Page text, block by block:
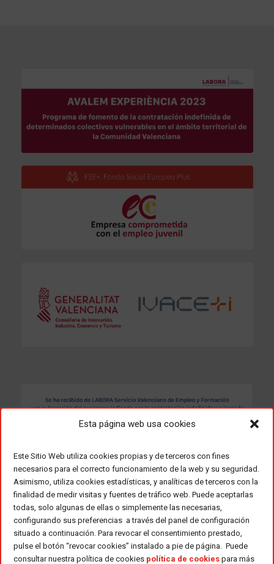
Esta página web usa cookies
Este Sitio Web utiliza cookies propias y de terceros con fines
necesarios para el correcto funcionamiento de la web y su seguridad.
Asimismo, utiliza cookies estadísticas, y analíticas de terceros con la
finalidad de medir visitas y fuentes de tráfico web. Puede aceptarlas
todas, solo algunas de ellas o simplemente las necesarias,
configurando sus preferencias a través del panel de configuración
situado a continuación. Para revocar el consentimiento prestado,
pulse el botón “revocar cookies” instalado a pie de página. Puede
consultar nuestra política de cookies política de cookies para más